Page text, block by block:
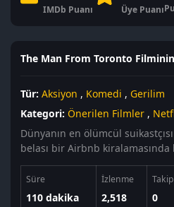
IMDb Puanı Üye Puanı
The Man From Toronto
Tür: Aksiyon , Komedi , Gerilim
Kategori: Önerilen Filmler ,
Dünyanın en ölümcül
belası bir Airbnb kiralamasında
Süre
110 dakika
İzlenme
2,518 0